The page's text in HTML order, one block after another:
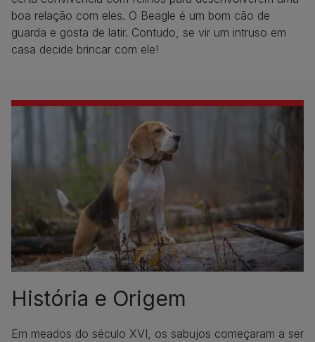
boa relação com eles. O Beagle é um bom cão de
guarda e gosta de latir. Contudo, se vir um intruso em
casa decide brincar com ele!
História e Origem
Em meados do século XVI, os sabujos começaram a ser